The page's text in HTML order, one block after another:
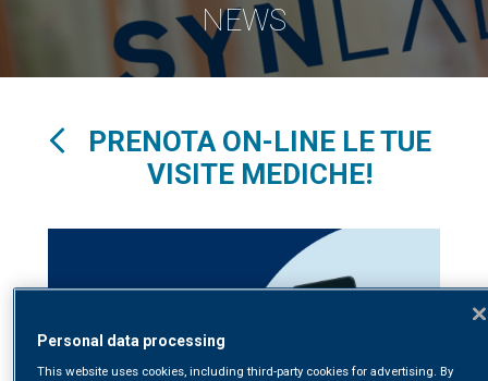
NEWS
PRENOTA ON-LINE LE TUE
VISITE MEDICHE!
Personal data processing
This website uses cookies, including third-party cookies for advertising. By